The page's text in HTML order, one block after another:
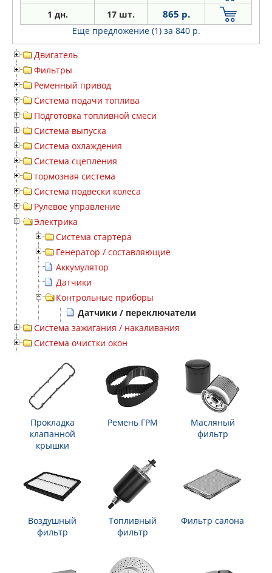
1 дн. 17 шт. 865 р.
Еще предложение (1) за 840 р.
Двигатель
Фильтры
Ременный привод
Система подачи топлива
Подготовка топливной смеси
Система выпуска
Система охлаждения
Система сцепления
тормозная система
Система подвески колеса
Рулевое управление
Электрика
Система стартера
Генератор / составляющие
Аккумулятор
Датчики
Контрольные приборы
Датчики / переключатели
Система зажигания / накаливания
Система очистки окон
Прокладка
клапанной
крышки
Ремень ГРМ
Масляный
фильтр
Воздушный
фильтр
Топливный
фильтр
Фильтр салона